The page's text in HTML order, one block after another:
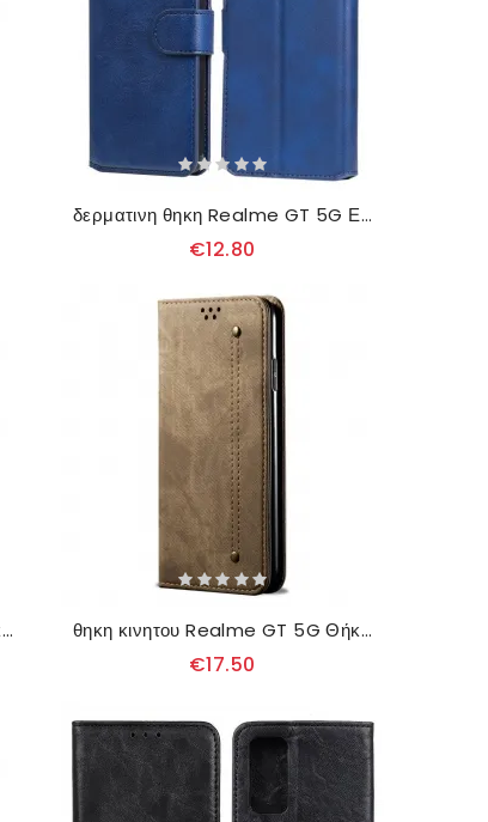
δερματινη θηκη Realme GT 5G Εφέ Δέρματος
€12.80
θηκη κινητου Realme GT 5G Θήκη Flip Ψεύτικο Δέρμα Δίχρωμο Λοξό θηκη κινητου Realme GT 5G Θήκη Flip Τζιν Ύφασμα
€17.50